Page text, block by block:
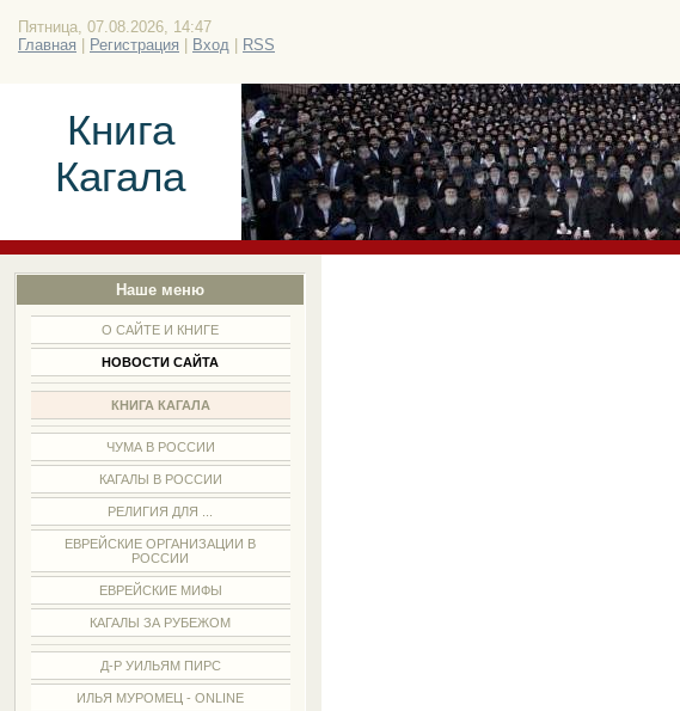
Пятница, 07.08.2026, 14:47
Главная
Регистрация Вход RSS
Книга
Кагала
Наше меню
О САЙТЕ И КНИГЕ
НОВОСТИ САЙТА
КНИГА КАГАЛА
ЧУМА В РОССИИ
КАГАЛЫ В РОССИИ
РЕЛИГИЯ ДЛЯ ...
ЕВРЕЙСКИЕ ОРГАНИЗАЦИИ В
РОССИИ
ЕВРЕЙСКИЕ МИФЫ
КАГАЛЫ ЗА РУБЕЖОМ
Д-Р УИЛЬЯМ ПИРС
ИЛЬЯ МУРОМЕЦ - ONLINE